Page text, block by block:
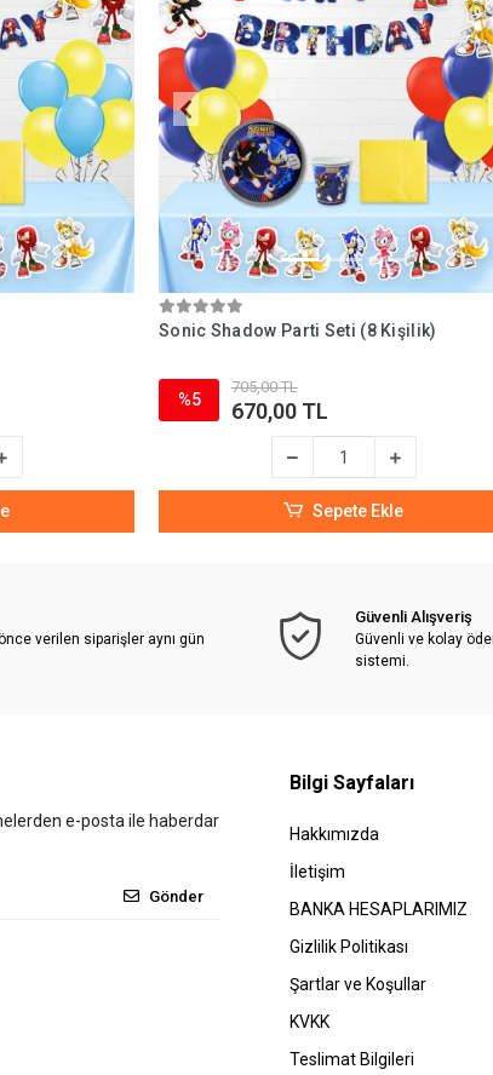
Sonic Shadow Parti Seti (8 Kişilik)
%5
705,00 TL
670,00 TL
Sepete Ekle
verilen siparişler aynı gün
Güvenli Alışveriş
Güvenli ve kolay
sistemi.
e-posta ile haberdar
Gönder
Bilgi Sayfaları
Hakkımızda
İletişim
BANKA HESAPLARIMIZ
Gizlilik Politikası
Şartlar ve Koşullar
KVKK
Teslimat Bilgileri